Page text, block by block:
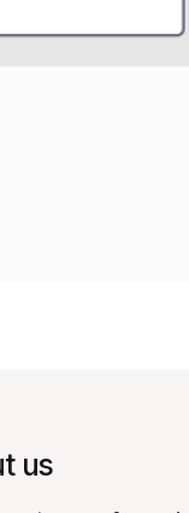
us